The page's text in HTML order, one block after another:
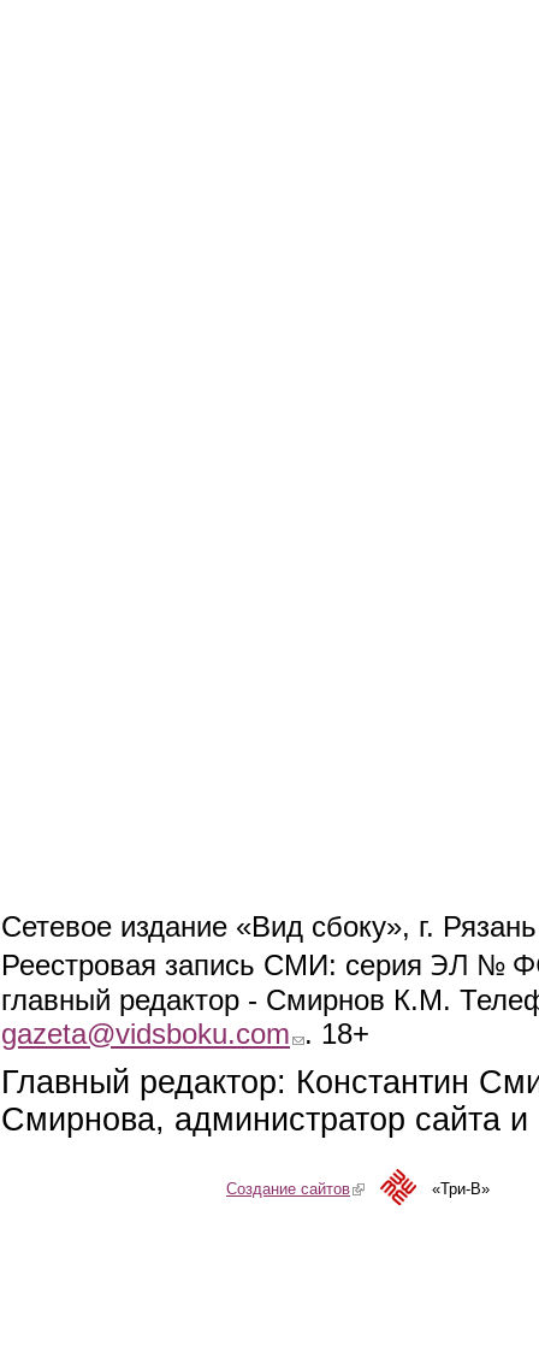
Сетевое издание «Вид сбоку», г.
Реестровая запись СМИ: серия ЭЛ №
главный редактор - Смирнов К.М.
gazeta@vidsboku.com (link sends e-mail)
. 18+
Главный редактор: Константин
Смирнова, администратор сайта
Создание сайтов(link is external)«Три-В»